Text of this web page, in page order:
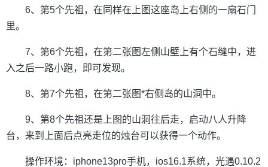
6、第5个先祖，在同样在上图这座岛上右侧的一扇石门
里。
7、第6个先祖，在第二张图左侧山壁上有个石缝中，进
入之后一路小跑，即可发现。
8、第7个先祖，在第二张图*右侧岛的山洞中。
9、第8个先祖还是上图的山洞往后走，启动八人升降
台，来到上面后点亮走位的烛台可以获得一个动作。
操作环境：iphone13pro手机，ios16.1系统，光遇0.10.2